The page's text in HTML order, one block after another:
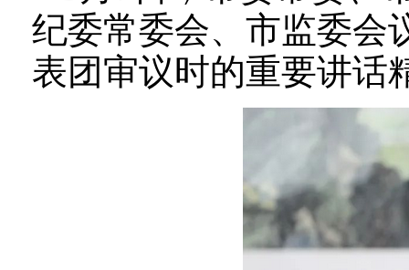
纪委常委会、市监委会
表团审议时的重要讲话